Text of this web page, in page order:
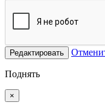
Редактировать
Поднять
×